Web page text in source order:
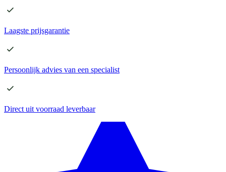
Laagste prijsgarantie
Persoonlijk advies van een specialist
Direct uit voorraad leverbaar